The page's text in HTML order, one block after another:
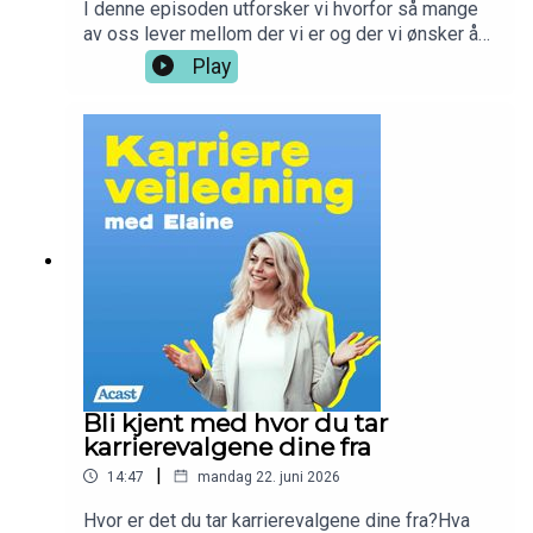
I denne episoden utforsker vi hvorfor så mange
av oss lever mellom der vi er og der vi ønsker å
være, hvorfor vi utsetter livet, hva «fake resting»
egentlig er, og hva forskning sier om hvile,
handler ikke bare om hvilken jobb vi har. Den
handler om hvordan vi lever og at det skal bety
noe hvordan vi har det. Få med deg noen øvelser
på slutten slik at du kan bruke mellomtiden på
den beste måten. God lytt <3
Play
Bli kjent med hvor du tar
karrierevalgene dine fra
14:47 | mandag 22. juni 2026
Hvor er det du tar karrierevalgene dine fra?Hva